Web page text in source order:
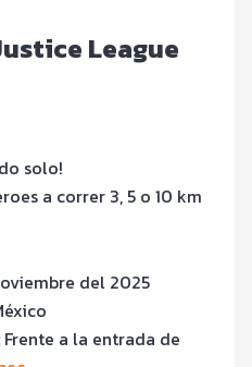
League
solo!
a correr 3, 5 o 10 km
del 2025
Frente a la entrada de